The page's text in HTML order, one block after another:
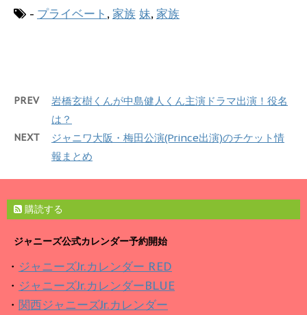
- プライベート , 家族 妹, 家族
PREV
岩橋玄樹くんが中島健人くん主演ドラマ出演！役名
は？
NEXT
ジャニワ大阪・梅田公演(Prince出演)のチケット情
報まとめ
購読する
ジャニーズ公式カレンダー予約開始
・ ジャニーズJr.カレンダー RED
・ ジャニーズJr.カレンダーBLUE
・ 関西ジャニーズJr.カレンダー